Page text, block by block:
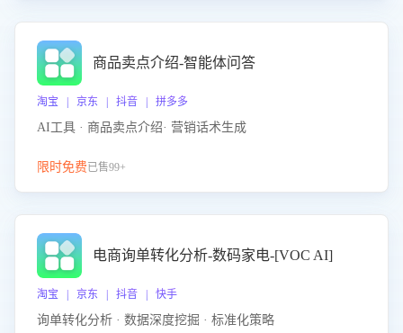
商品卖点介绍-智能体问答
淘宝 | 京东 | 抖音 | 拼多多
AI工具 · 商品卖点介绍· 营销话术生成
限时免费已售99+
电商询单转化分析-数码家电-[VOC AI]
淘宝 | 京东 | 抖音 | 快手
询单转化分析 · 数据深度挖掘 · 标准化策略